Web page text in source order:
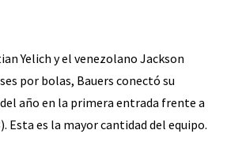
Yelich y el venezolano Jackson
por bolas, Bauers conectó su
año en la primera entrada frente a
Esta es la mayor cantidad del equipo.